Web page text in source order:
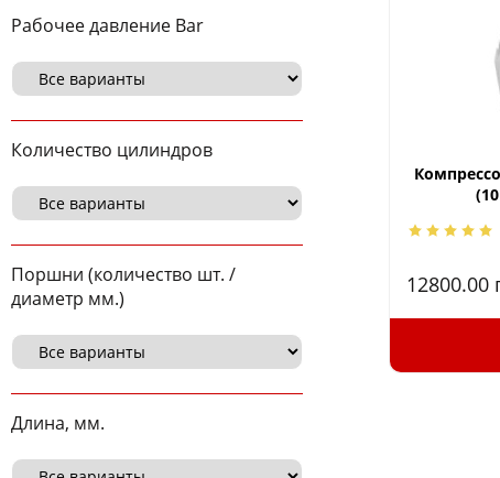
Рабочее давление Bar
Количество цилиндров
Поршни (количество шт. /
диаметр мм.)
Длина, мм.
12800.00